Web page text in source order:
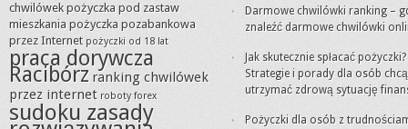
chwilówek pożyczka pod zastaw
mieszkania pożyczka pozabankowa
przez Internet pożyczki od 18 lat
praca dorywcza
Racibórz ranking chwilówek
przez internet roboty forex
sudoku zasady
Darmowe chwilówki ranking –
znaleźć darmowe chwilówki
Jak skutecznie spłacać pożyczki?
Strategie i porady dla osób
utrzymać zdrową sytuację
Pożyczki dla osób z